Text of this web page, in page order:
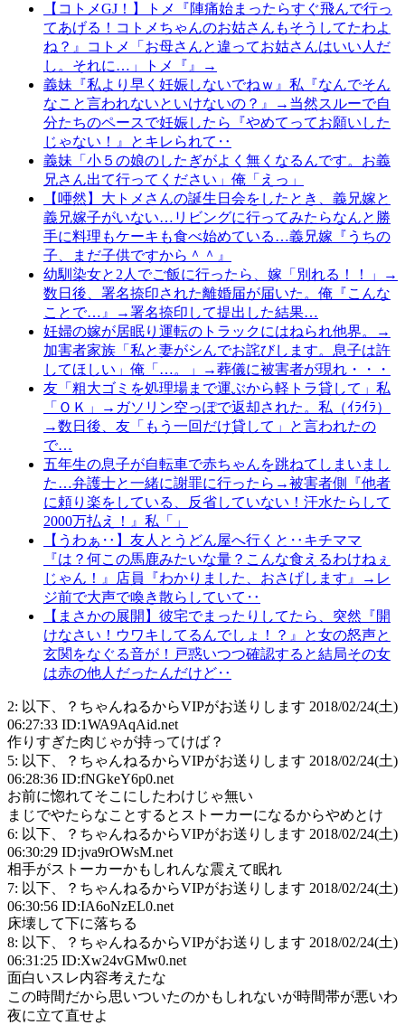
【コトメGJ！】トメ『陣痛始まったらすぐ飛んで行っ
てあげる！コトメちゃんのお姑さんもそうしてたわよ
ね？』コトメ「お母さんと違ってお姑さんはいい人だ
し。それに…」トメ『』→
義妹『私より早く妊娠しないでねｗ』私『なんでそん
なこと言われないといけないの？』→当然スルーで自
分たちのペースで妊娠したら『やめてってお願いした
じゃない！』とキレられて‥
義妹「小５の娘のしたぎがよく無くなるんです。お義
兄さん出て行ってください」俺「えっ」
【唖然】大トメさんの誕生日会をしたとき、義兄嫁と
義兄嫁子がいない…リビングに行ってみたらなんと勝
手に料理もケーキも食べ始めている…義兄嫁『うちの
子、まだ子供ですから＾＾』
幼馴染女と2人でご飯に行ったら、嫁「別れる！！」→
数日後、署名捺印された離婚届が届いた。俺『こんな
ことで…』→署名捺印して提出した結果…
妊婦の嫁が居眠り運転のトラックにはねられ他界。→
加害者家族「私と妻がシんでお詫びします。息子は許
してほしい」俺「…。」→葬儀に被害者が現れ・・・
友「粗大ゴミを処理場まで運ぶから軽トラ貸して」私
「ＯＫ」→ガソリン空っぽで返却された。私（ｲﾗｲﾗ）
→数日後、友「もう一回だけ貸して」と言われたの
で…
五年生の息子が自転車で赤ちゃんを跳ねてしまいまし
た…弁護士と一緒に謝罪に行ったら→被害者側『他者
に頼り楽をしている、反省していない！汗水たらして
2000万払え！』私「」
【うわぁ‥】友人とうどん屋へ行くと‥キチママ
『は？何この馬鹿みたいな量？こんな食えるわけねぇ
じゃん！』店員『わかりました、おさげします』→レ
ジ前で大声で喚き散らしていて‥
【まさかの展開】彼宅でまったりしてたら、突然『開
けなさい！ウワキしてるんでしょ！？』と女の怒声と
玄関をなぐる音が！戸惑いつつ確認すると結局その女
は赤の他人だったんだけど‥
2: 以下、？ちゃんねるからVIPがお送りします 2018/02/24(土)
06:27:33 ID:1WA9AqAid.net
作りすぎた肉じゃが持ってけば？
5: 以下、？ちゃんねるからVIPがお送りします 2018/02/24(土)
06:28:36 ID:fNGkeY6p0.net
お前に惚れてそこにしたわけじゃ無い
まじでやたらなことするとストーカーになるからやめとけ
6: 以下、？ちゃんねるからVIPがお送りします 2018/02/24(土)
06:30:29 ID:jva9rOWsM.net
相手がストーカーかもしれんな震えて眠れ
7: 以下、？ちゃんねるからVIPがお送りします 2018/02/24(土)
06:30:56 ID:IA6oNzEL0.net
床壊して下に落ちる
8: 以下、？ちゃんねるからVIPがお送りします 2018/02/24(土)
06:31:25 ID:Xw24vGMw0.net
面白いスレ内容考えたな
この時間だから思いついたのかもしれないが時間帯が悪いわ
夜に立て直せよ